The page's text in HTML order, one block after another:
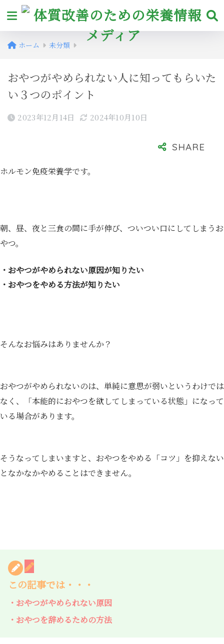
ホーム 未分類
おやつがやめられない人に知ってもらいた
い３つのポイント
2023年12月14日 2024年10月10日
ホルモン免疫栄養学です。
朝、昼、夜と三食の間に手が伸び、ついつい口にしてしまうお
やつ。
・おやつがやめられない原因が知りたい
・おやつをやめる方法が知りたい
そんなお悩みはありませんか？
おやつがやめられないのは、単純に意思が弱いというわけでは
なく、「本能的におやつを欲してしまっている状態」になって
いる場合があります。
そうなってしまいますと、おやつをやめる「コツ」を抑えない
となかなかやめることはできません。
この記事では・・・
・おやつがやめられない原因
・おやつを辞めるための方法